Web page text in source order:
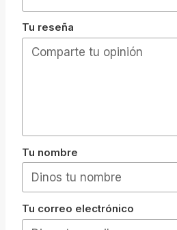
Tu reseña
Tu nombre
Tu correo electrónico